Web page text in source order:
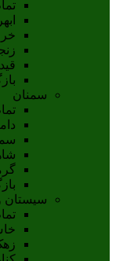
ابهر
سمنان
سیستان